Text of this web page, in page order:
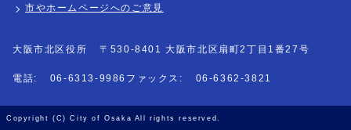
市やホームページへのご意見
大阪市北区役所 〒530-8401 大阪市北区扇町2丁目1番27号
電話: 06-6313-9986 ファックス: 06-6362-3821
Copyright (C) City of Osaka All rights reserved.